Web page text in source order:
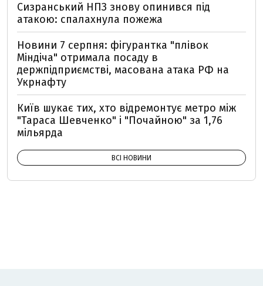
Сизранський НПЗ знову опинився під
атакою: спалахнула пожежа
Новини 7 серпня: фігурантка "плівок
Міндіча" отримала посаду в
держпідприємстві, масована атака РФ на
Укрнафту
Київ шукає тих, хто відремонтує метро між
"Тараса Шевченко" і "Почайною" за 1,76
мільярда
ВСІ НОВИНИ